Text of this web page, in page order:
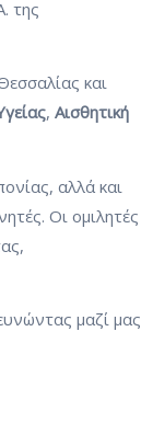
της
και
, Αισθητική
αλλά και
Οι ομιλητές
μαζί μας